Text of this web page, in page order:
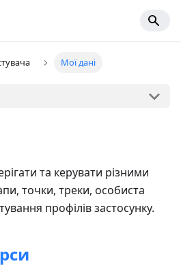
Мої дані
та керувати різними
точки, треки, особиста
профілів застосунку.